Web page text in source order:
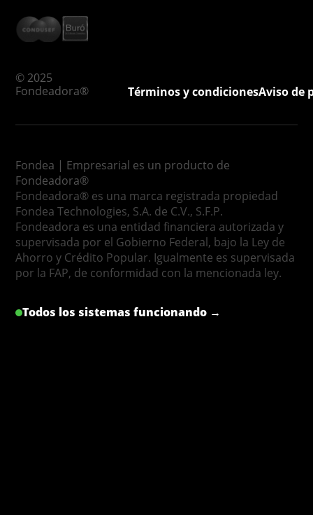
© 2025
Fondeadora®
Términos y condicionesAviso de
Fondea | Empresarial es un producto de
Fondeadora®
Fondeadora® es una marca registrada propiedad
Fondea Technologies, S.A. de C.V., S.F.P.
Fondeadora es una entidad financiera autorizada y
supervisada por el Gobierno Federal, bajo la Ley de
Ahorro y Crédito Popular. Igualmente es supervisada
por la FAP, de conformidad con la mencionada ley.
Todos los sistemas funcionando →